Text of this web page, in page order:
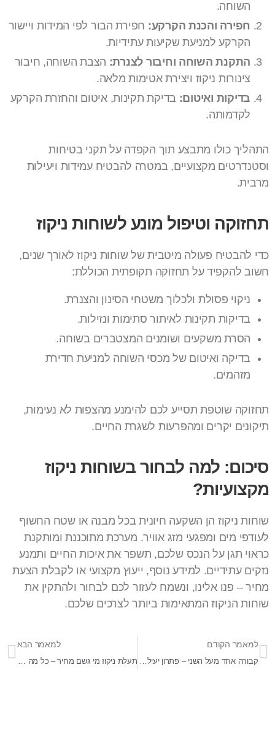
השוחה.
חפירה והכנת הקרקע: חפירת הבור לפי המידות ויישור
הקרקע למניעת שקיעות עתידיות.
התקנת השוחה וחיבור לצנרת: הצבת השוחה, חיבור
צינורות ניקוז ויצירת אטימות מלאה.
בדיקות ואיטום: בדיקת תקינות, איטום והחזרת הקרקע
לקדמותה.
התהליך כולו מתבצע תוך הקפדה על תקני בטיחות
וסטנדרטים מקצועיים, במטרה להבטיח עמידות ויעילות
מרבית.
תחזוקה וטיפול מונע לשוחות ניקוז
כדי להבטיח פעולה מיטבית של שוחות ניקוז לאורך שנים,
חשוב להקפיד על תחזוקה תקופתית הכוללת:
ניקוי פסולת ולכלוך משטחי הסינון והצנרת.
בדיקות תקינות לאיתור סתימות ונזילות.
הסרת משקעים ושומנים המצטברים בשוחה.
בדיקה ואיטום של מכסי השוחה למניעת חדירת
מזהמים.
תחזוקה שוטפת תסייע לכם להימנע מהצפות לא נעימות,
תיקונים יקרים ומהפרעות לשגרת החיים.
סיכום: למה לבחור בשוחות ניקוז
מקצועיות?
שוחות ניקוז הן השקעה חיונית בכל מבנה או שטח החשוף
לעודפי מים ומפגעי מזג אוויר. מערכת מתוכננת ומותקנת
כראוי תגן על הנכס שלכם, תשפר את איכות החיים ותמנע
נזקים עתידיים. למידע נוסף, ייעוץ מקצועי או לקבלת הצעת
מחיר – פנו אלינו, ונשמח לעזור לכם לבחור ולהתקין את
שוחות הניקוז המתאימות ביותר לצרכים שלכם.
למאמר הקודם
קבורה אחד מעל השני – פתרון יעיל, מכבד ומשמעותי למשפחות בישראל
למאמר הבא
תעלת ניקוז מי גשם מחיר – כל מה שצריך לדעת לפני שמזמינים